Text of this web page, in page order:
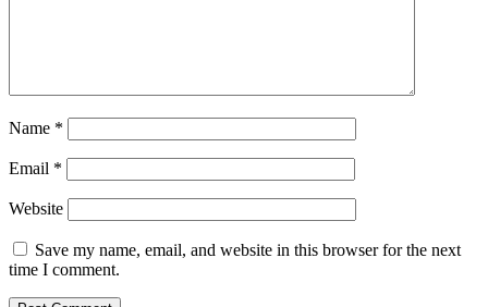
Name *
Email *
Website
Save my name, email, and website in this browser for the next
time I comment.